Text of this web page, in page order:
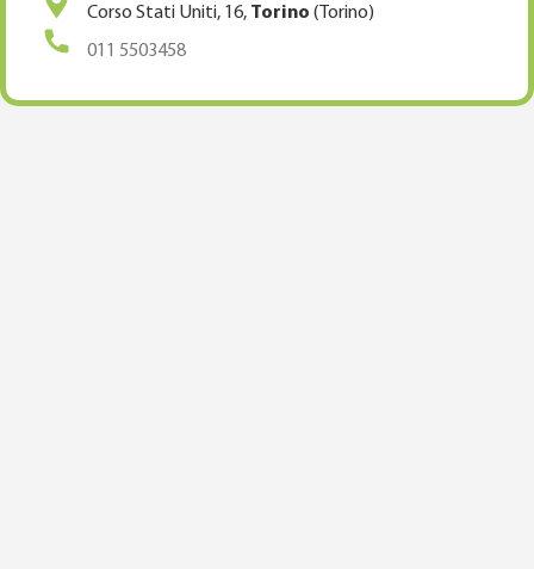
Corso Stati Uniti, 16, Torino (Torino)
011 5503458